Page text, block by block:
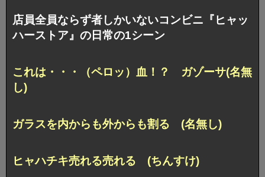
店員全員ならず者しかいないコンビニ『ヒャッ
ハーストア』の日常の1シーン
これは・・・（ペロッ）血！？ ガゾーサ(名無
し)
ガラスを内からも外からも割る (名無し)
ヒャハチキ売れる売れる (ちんすけ)